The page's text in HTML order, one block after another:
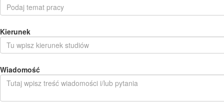
Kierunek
Wiadomość